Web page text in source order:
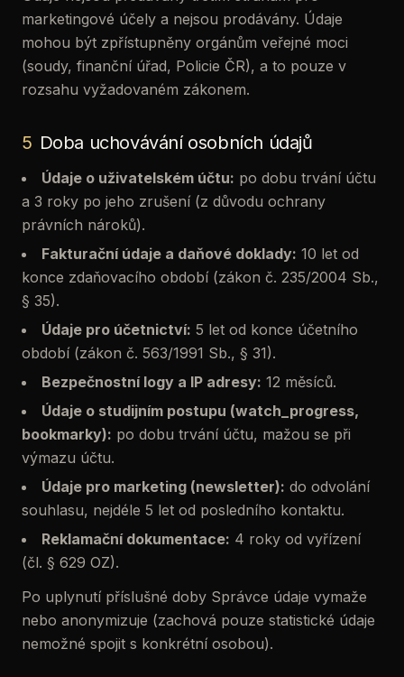
marketingové účely a nejsou prodávány. Údaje
mohou být zpřístupněny orgánům veřejné moci
(soudy, finanční úřad, Policie ČR), a to pouze v
rozsahu vyžadovaném zákonem.
5 Doba uchovávání osobních údajů
Údaje o uživatelském účtu: po dobu trvání účtu
a 3 roky po jeho zrušení (z důvodu ochrany
právních nároků).
Fakturační údaje a daňové doklady: 10 let od
konce zdaňovacího období (zákon č. 235/2004 Sb.,
§ 35).
Údaje pro účetnictví: 5 let od konce účetního
období (zákon č. 563/1991 Sb., § 31).
Bezpečnostní logy a IP adresy: 12 měsíců.
Údaje o studijním postupu (watch_progress,
bookmarky): po dobu trvání účtu, mažou se při
výmazu účtu.
Údaje pro marketing (newsletter): do odvolání
souhlasu, nejdéle 5 let od posledního kontaktu.
Reklamační dokumentace: 4 roky od vyřízení
(čl. § 629 OZ).
Po uplynutí příslušné doby Správce údaje vymaže
nebo anonymizuje (zachová pouze statistické údaje
nemožné spojit s konkrétní osobou).